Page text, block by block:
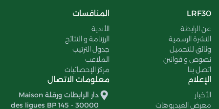
LRF30
عن الرابطة
النشرة الرسمية
وثائق للتحميل
نصوص و قوانين
اتصل بنا
المنافسات
الأندية
الرزنامة و النتائج
جدول الترتيب
الملاعب
مركز الإحصائيات
الإعلام
الأخبار
معرض الفيديوهات
معلومات الاتصال
دار الرابطات ورقلة Maison
des ligues BP 145 - 30000